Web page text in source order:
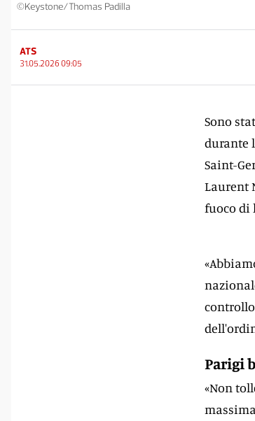
©Keystone/Thomas Padilla
ATS
31.05.2026 09:05
Sono
durante
Saint-
Laurent
fuoco di
Parigi
«Non